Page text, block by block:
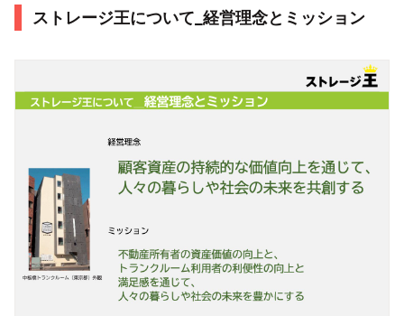
ストレージ王について_経営理念とミッション